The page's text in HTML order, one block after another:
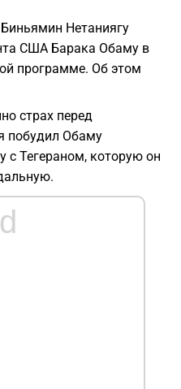
Нетаниягу
США Барака Обаму в
программе. Об этом
страх перед
побудил Обаму
с Тегераном, которую он